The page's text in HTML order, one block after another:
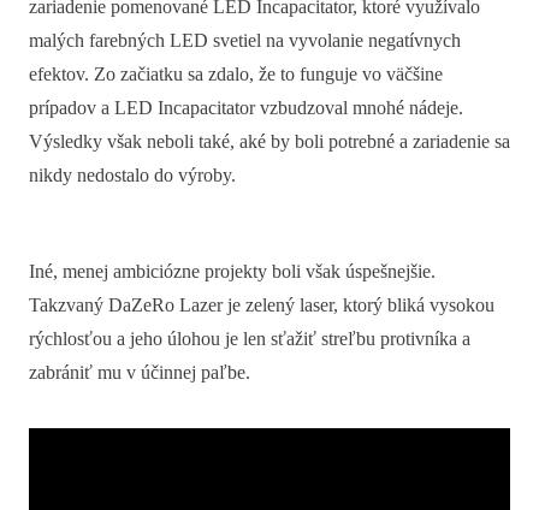
zariadenie pomenované LED Incapacitator, ktoré využívalo
malých farebných LED svetiel na vyvolanie negatívnych
efektov. Zo začiatku sa zdalo, že to funguje vo väčšine
prípadov a LED Incapacitator vzbudzoval mnohé nádeje.
Výsledky však neboli také, aké by boli potrebné a zariadenie sa
nikdy nedostalo do výroby.
Iné, menej ambiciózne projekty boli však úspešnejšie.
Takzvaný DaZeRo Lazer je zelený laser, ktorý bliká vysokou
rýchlosťou a jeho úlohou je len sťažiť streľbu protivníka a
zabrániť mu v účinnej paľbe.